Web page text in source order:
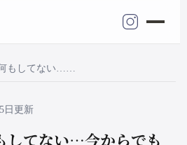
入籍したけど何もしてない…今からでもできること5選
日更新
してない…今からでも